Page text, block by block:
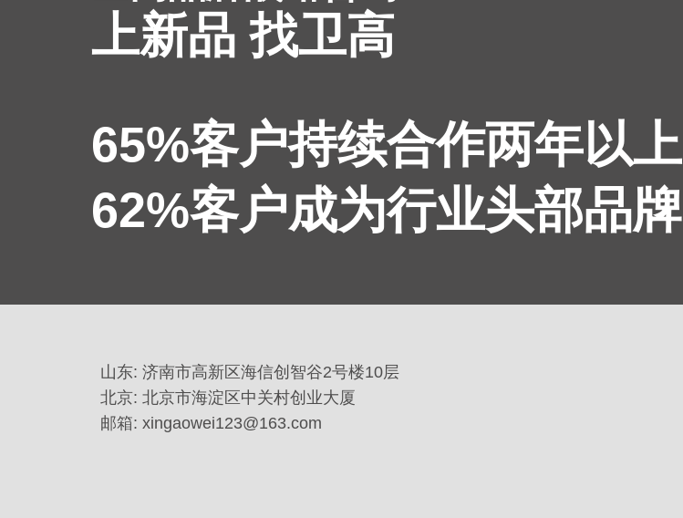
上新品 找卫高
65%客户持续合作两年以上
62%客户成为行业头部品牌
山东: 济南市高新区海信创智谷2号楼10层
北京: 北京市海淀区中关村创业大厦
邮箱: xingaowei123@163.com